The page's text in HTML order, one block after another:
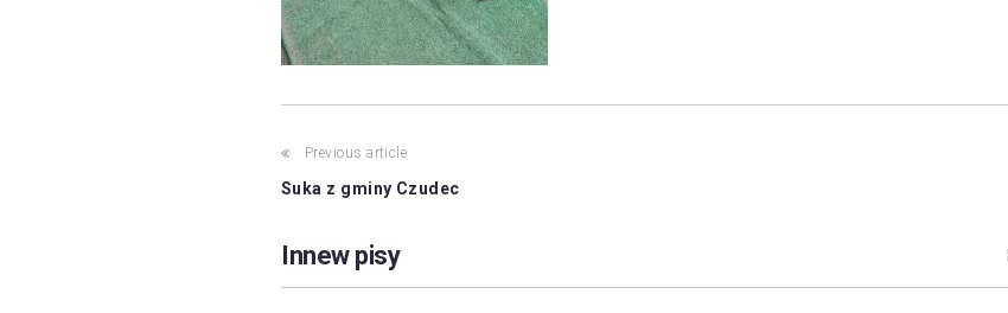
Post
navigation
Previous article
Suka z gminy Czudec
Innew pisy